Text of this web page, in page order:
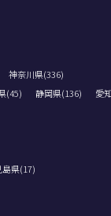
神奈川県(336)
(45) 静岡県(136) 愛
島県(17)